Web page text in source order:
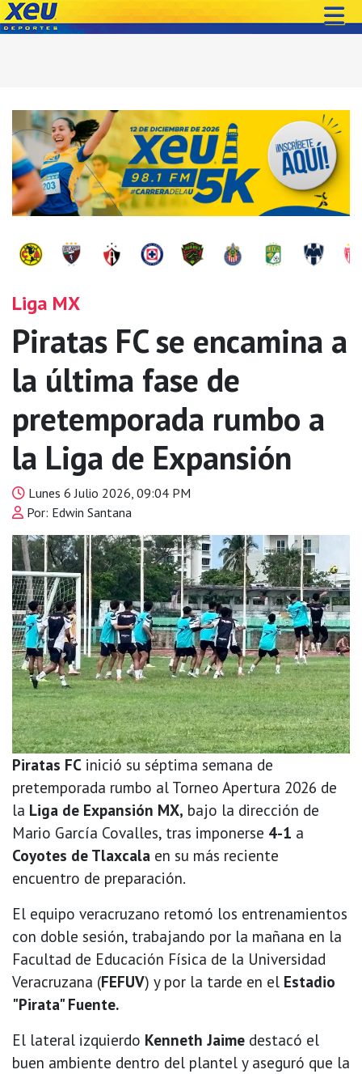
Liga MX
Piratas FC se encamina a
la última fase de
pretemporada rumbo a
la Liga de Expansión
Lunes 6 Julio 2026, 09:04 PM
Por: Edwin Santana
Piratas FC inició su séptima semana de
pretemporada rumbo al Torneo Apertura 2026 de
la Liga de Expansión MX, bajo la dirección de
Mario García Covalles, tras imponerse 4-1 a
Coyotes de Tlaxcala en su más reciente
encuentro de preparación.
El equipo veracruzano retomó los entrenamientos
con doble sesión, trabajando por la mañana en la
Facultad de Educación Física de la Universidad
Veracruzana (FEFUV) y por la tarde en el Estadio
"Pirata" Fuente.
El lateral izquierdo Kenneth Jaime destacó el
buen ambiente dentro del plantel y aseguró que la